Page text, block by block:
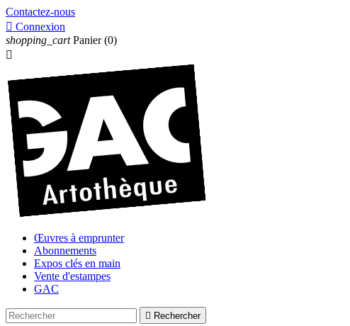
Contactez-nous
 Connexion
shopping_cart Panier (0)

Œuvres à emprunter
Abonnements
Expos clés en main
Vente d'estampes
GAC
 Rechercher